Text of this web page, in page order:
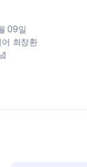
09일
최창환